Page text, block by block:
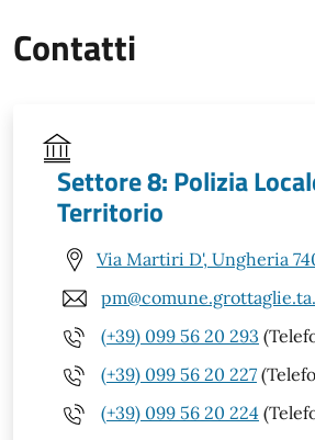
Contatti
Settore 8: Polizia
Territorio
Via Martiri D', Ungheria
(+39) 099 56 20 293
(+39) 099 56 20 227
(+39) 099 56 20 224